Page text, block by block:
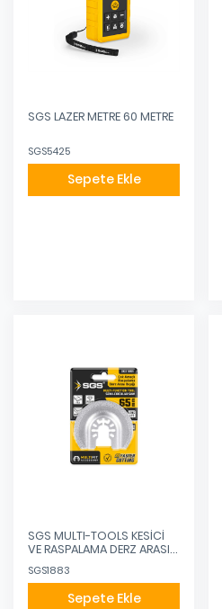
SGS LAZER METRE 60 METRE
SGS5425
Sepete Ekle
SGS MULTI-TOOLS KESİCİ
VE RASPALAMA DERZ ARASI
SGS1883
Sepete Ekle